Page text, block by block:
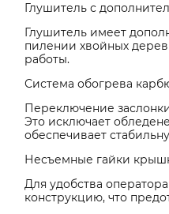
Глушитель с
Глушитель имеет
пилении хвойных
работы.
Система обогрева
Переключение
Это исключает
обеспечивает
Несъемные гайки
Для удобства
конструкцию, что